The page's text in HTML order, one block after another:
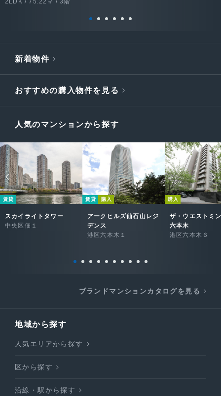
2LDK / 75.22㎡ / 3階
新着物件
おすすめの購入物件を見る
人気のマンションから探す
賃貸
スカイライトタワー
中央区佃１
賃貸 購入
アークヒルズ仙石山レジ
デンス
港区六本木１
購入
ザ・ウエストミ
六本木
港区六本木６
ブランドマンションカタログを見る
地域から探す
人気エリアから探す
区から探す
沿線・駅から探す